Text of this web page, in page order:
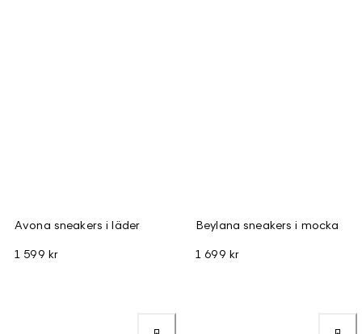
Avona sneakers i läder
1 599 kr
Beylana sneakers i mocka
1 699 kr